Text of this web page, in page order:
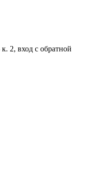
2, вход с обратной